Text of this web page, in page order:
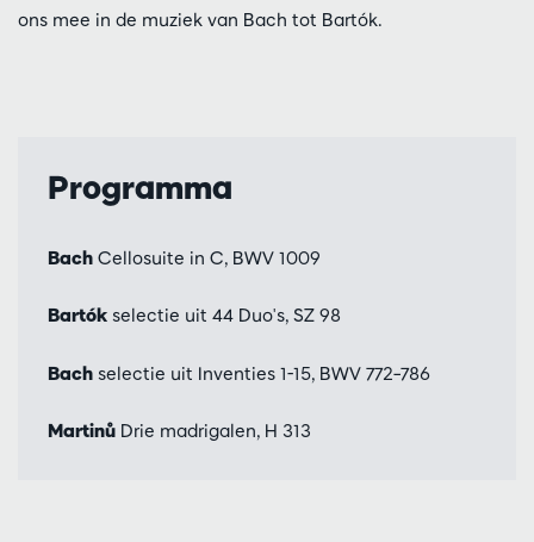
ons mee in de muziek van Bach tot Bartók.
Programma
Bach Cellosuite in C, BWV 1009
Bartók selectie uit 44 Duo's, SZ 98
Bach selectie uit Inventies 1-15, BWV 772–786
Martinů Drie madrigalen, H 313